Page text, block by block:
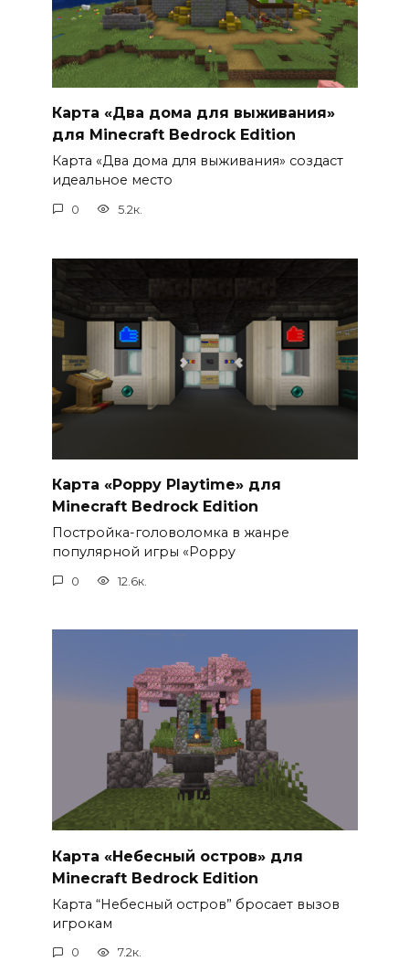
Карта «Два дома для выживания»
для Minecraft Bedrock Edition
Карта «Два дома для выживания» создаст
идеальное место
0 5.2к.
Карта «Poppy Playtime» для
Minecraft Bedrock Edition
Постройка-головоломка в жанре
популярной игры «Poppy
0 12.6к.
Карта «Небесный остров» для
Minecraft Bedrock Edition
Карта “Небесный остров” бросает вызов
игрокам
0 7.2к.